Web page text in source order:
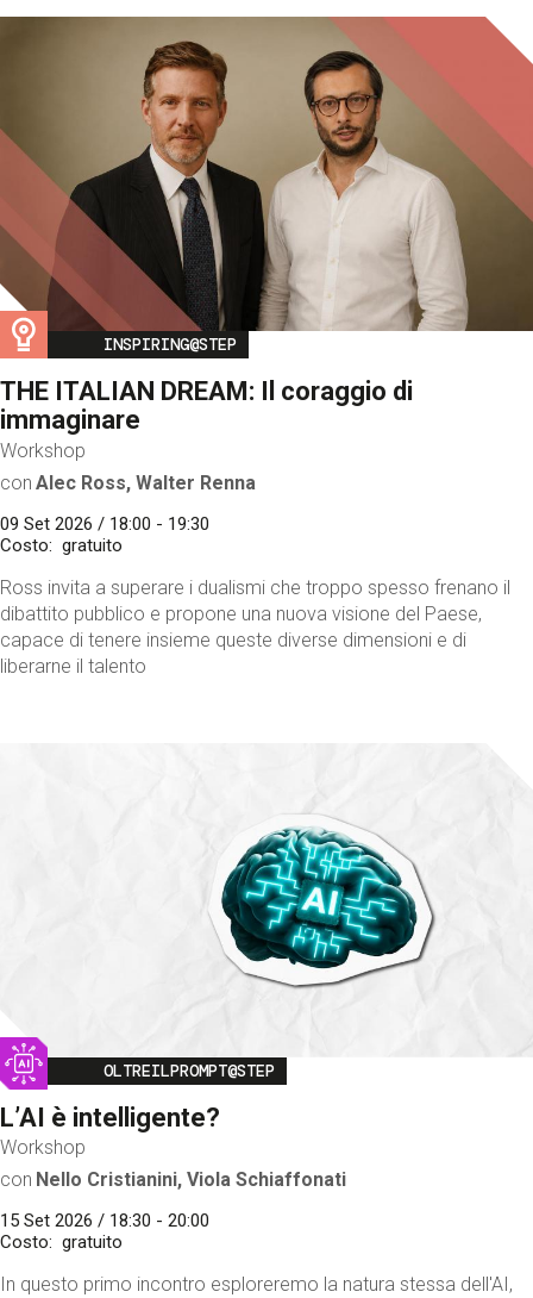
Image
INSPIRING@STEP
THE ITALIAN DREAM: Il coraggio di
immaginare
Workshop
con Alec Ross, Walter Renna
09 Set 2026 / 18:00 - 19:30
Costo
gratuito
Ross invita a superare i dualismi che troppo spesso frenano il
dibattito pubblico e propone una nuova visione del Paese,
capace di tenere insieme queste diverse dimensioni e di
liberarne il talento
Image
OLTREILPROMPT@STEP
L’AI è intelligente?
Workshop
con Nello Cristianini, Viola Schiaffonati
15 Set 2026 / 18:30 - 20:00
Costo
gratuito
In questo primo incontro esploreremo la natura stessa dell'AI,